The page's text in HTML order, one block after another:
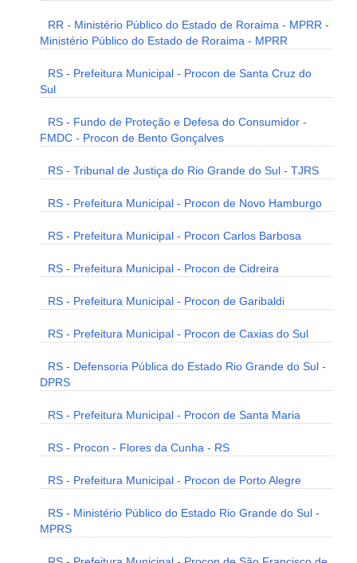
RR - Ministério Público do Estado de Roraima - MPRR -
Ministério Público do Estado de Roraima - MPRR
RS - Prefeitura Municipal - Procon de Santa Cruz do
Sul
RS - Fundo de Proteção e Defesa do Consumidor -
FMDC - Procon de Bento Gonçalves
RS - Tribunal de Justiça do Rio Grande do Sul - TJRS
RS - Prefeitura Municipal - Procon de Novo Hamburgo
RS - Prefeitura Municipal - Procon Carlos Barbosa
RS - Prefeitura Municipal - Procon de Cidreira
RS - Prefeitura Municipal - Procon de Garibaldi
RS - Prefeitura Municipal - Procon de Caxias do Sul
RS - Defensoria Pública do Estado Rio Grande do Sul -
DPRS
RS - Prefeitura Municipal - Procon de Santa Maria
RS - Procon - Flores da Cunha - RS
RS - Prefeitura Municipal - Procon de Porto Alegre
RS - Ministério Público do Estado Rio Grande do Sul -
MPRS